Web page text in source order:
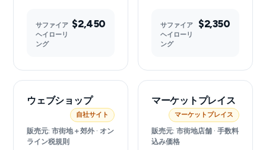
サファイア
ヘイローリ
ング
$2,450
サファイア
ヘイローリ
ング
$2,350
ウェブショップ
自社サイト
販売元: 市街地＋郊外 · オン
ライン税規則
マーケットプレイス
マーケットプレイス
販売元: 市街地店舗 · 手数料
込み価格